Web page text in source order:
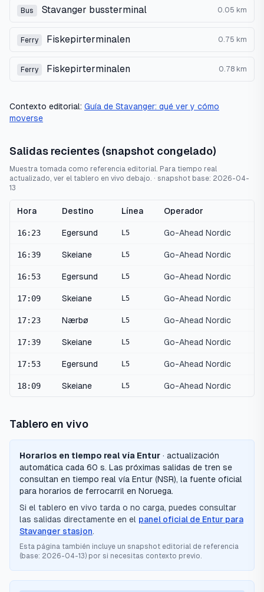
Bus Stavanger bussterminal 0.05 km
Ferry Fiskepirterminalen 0.75 km
Ferry Fiskepirterminalen 0.78 km
Contexto editorial: Guía de Stavanger: qué ver y cómo
moverse
Salidas recientes (snapshot congelado)
Muestra tomada como referencia editorial. Para tiempo real
actualizado, ver el tablero en vivo debajo. · snapshot base: 2026-04-
13
Hora Destino Línea Operador
16:23 Egersund L5 Go-Ahead Nordic
16:39 Skeiane L5 Go-Ahead Nordic
16:53 Egersund L5 Go-Ahead Nordic
17:09 Skeiane L5 Go-Ahead Nordic
17:23 Nærbø L5 Go-Ahead Nordic
17:39 Skeiane L5 Go-Ahead Nordic
17:53 Egersund L5 Go-Ahead Nordic
18:09 Skeiane L5 Go-Ahead Nordic
Tablero en vivo
Horarios en tiempo real vía Entur · actualización
automática cada 60 s. Las próximas salidas de tren se
consultan en tiempo real vía Entur (NSR), la fuente oficial
para horarios de ferrocarril en Noruega.
Si el tablero en vivo tarda o no carga, puedes consultar
las salidas directamente en el panel oficial de Entur para
Stavanger stasjon.
Esta página también incluye un snapshot editorial de referencia
(base: 2026-04-13) por si necesitas contexto previo.